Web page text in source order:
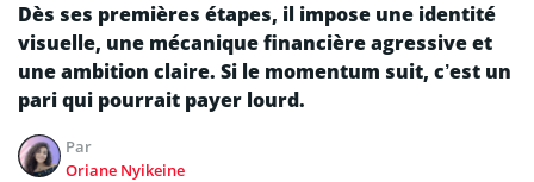
Dès ses premières étapes, il impose une identité
visuelle, une mécanique financière agressive et
une ambition claire. Si le momentum suit, c’est un
pari qui pourrait payer lourd.
Par
Oriane Nyikeine